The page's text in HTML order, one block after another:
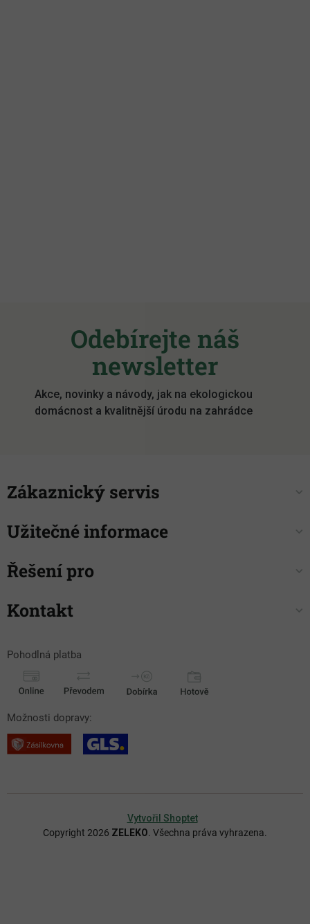
Odebírejte náš
newsletter
Akce, novinky a návody, jak na ekologickou
domácnost a kvalitnější úrodu na zahrádce
Zákaznický servis
Užitečné informace
Řešení pro
Kontakt
Pohodlná platba
Možnosti dopravy:
Vytvořil Shoptet
Copyright 2026 ZELEKO. Všechna práva vyhrazena.